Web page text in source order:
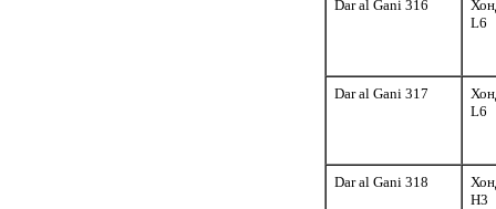
Dar al Gani 316
L6
Dar al Gani 317
L6
Dar al Gani 318
H3